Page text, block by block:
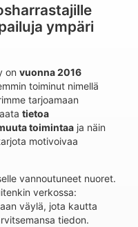
ympäri
on vuonna2016
toiminut nimellä
tarjoamaan
tietoa
toimintaa ja näin
motivoivaa
vannoutuneet nuoret.
verkossa:
väylä, jota kautta
tiedon.